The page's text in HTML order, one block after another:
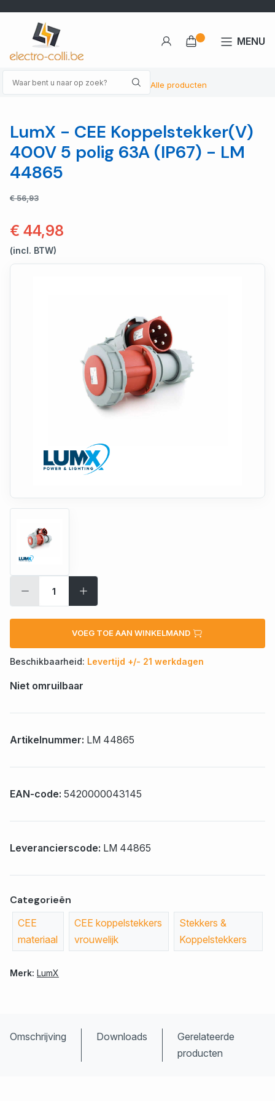
Alle producten
MENU
LumX - CEE Koppelstekker(V)
400V 5 polig 63A (IP67) - LM
44865
€ 56,93
€ 44,98
(incl. BTW)
VOEG TOE AAN WINKELMAND
Beschikbaarheid: Levertijd +/- 21 werkdagen
Niet omruilbaar
Artikelnummer: LM 44865
EAN-code: 5420000043145
Leverancierscode: LM 44865
Categorieën
CEE
materiaal
CEE koppelstekkers
vrouwelijk
Stekkers &
Koppelstekkers
Merk: LumX
Omschrijving Downloads
Gerelateerde
producten